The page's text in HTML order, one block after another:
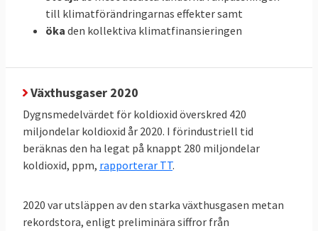
Svenskarnas energianvändning
och utsläpp i EU
den så kallade primära energianvändningen,
delas med antalet invånare framgår vilka
som förbrukar mest energi. Svenskarna
förbrukar mer energi än andra i EU räknat
per person och hamnar på delad tredje plats
i förbrukningsligan efter Luxemburg och
förbrukar malteser.
till klimatförändringarnas effekter samt
öka den kollektiva klimatfinansieringen
Växthusgaser 2020
Dygnsmedelvärdet för koldioxid överskred 420
miljondelar koldioxid år 2020. I förindustriell tid
beräknas den ha legat på knappt 280 miljondelar
koldioxid, ppm, rapporterar TT.
2020 var utsläppen av den starka växthusgasen metan
rekordstora, enligt preliminära siffror från